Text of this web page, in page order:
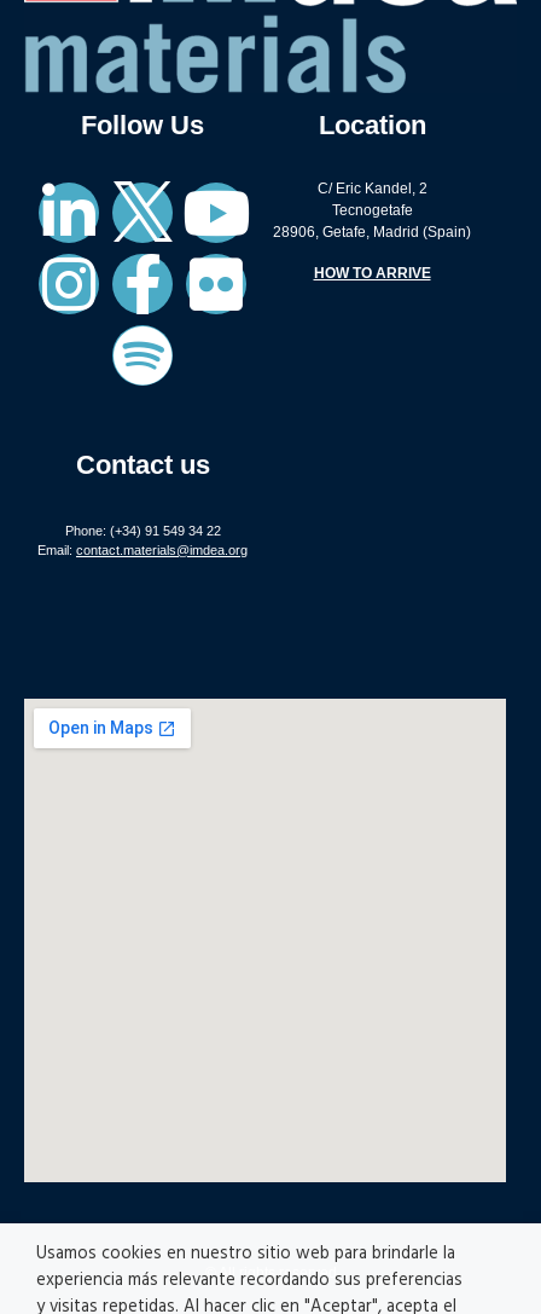
Follow Us
Contact us
Phone: (+34) 91 549 34 22
Email: contact.materials@imdea.org
Location
C/ Eric Kandel, 2
Tecnogetafe
28906, Getafe, Madrid (Spain)
HOW TO ARRIVE
© All rights reserved
Usamos cookies en nuestro sitio web para brindarle la
experiencia más relevante recordando sus preferencias
y visitas repetidas. Al hacer clic en "Aceptar", acepta el